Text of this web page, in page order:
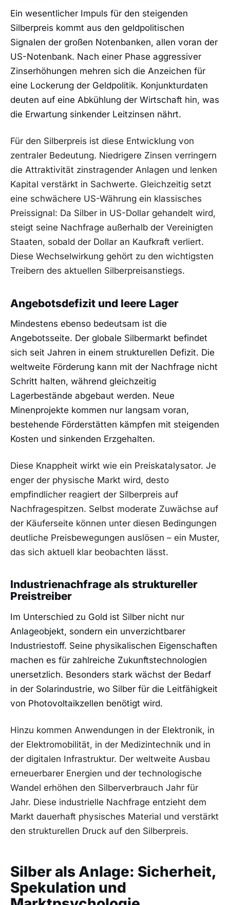
Ein wesentlicher Impuls für den steigenden
Silberpreis kommt aus den geldpolitischen
Signalen der großen Notenbanken, allen voran der
US-Notenbank. Nach einer Phase aggressiver
Zinserhöhungen mehren sich die Anzeichen für
eine Lockerung der Geldpolitik. Konjunkturdaten
deuten auf eine Abkühlung der Wirtschaft hin, was
die Erwartung sinkender Leitzinsen nährt.
Für den Silberpreis ist diese Entwicklung von
zentraler Bedeutung. Niedrigere Zinsen verringern
die Attraktivität zinstragender Anlagen und lenken
Kapital verstärkt in Sachwerte. Gleichzeitig setzt
eine schwächere US-Währung ein klassisches
Preissignal: Da Silber in US-Dollar gehandelt wird,
steigt seine Nachfrage außerhalb der Vereinigten
Staaten, sobald der Dollar an Kaufkraft verliert.
Diese Wechselwirkung gehört zu den wichtigsten
Treibern des aktuellen Silberpreisanstiegs.
Angebotsdefizit und leere Lager
Mindestens ebenso bedeutsam ist die
Angebotsseite. Der globale Silbermarkt befindet
sich seit Jahren in einem strukturellen Defizit. Die
weltweite Förderung kann mit der Nachfrage nicht
Schritt halten, während gleichzeitig
Lagerbestände abgebaut werden. Neue
Minenprojekte kommen nur langsam voran,
bestehende Förderstätten kämpfen mit steigenden
Kosten und sinkenden Erzgehalten.
Diese Knappheit wirkt wie ein Preiskatalysator. Je
enger der physische Markt wird, desto
empfindlicher reagiert der Silberpreis auf
Nachfragespitzen. Selbst moderate Zuwächse auf
der Käuferseite können unter diesen Bedingungen
deutliche Preisbewegungen auslösen – ein Muster,
das sich aktuell klar beobachten lässt.
Industrienachfrage als struktureller
Preistreiber
Im Unterschied zu Gold ist Silber nicht nur
Anlageobjekt, sondern ein unverzichtbarer
Industriestoff. Seine physikalischen Eigenschaften
machen es für zahlreiche Zukunftstechnologien
unersetzlich. Besonders stark wächst der Bedarf
in der Solarindustrie, wo Silber für die Leitfähigkeit
von Photovoltaikzellen benötigt wird.
Hinzu kommen Anwendungen in der Elektronik, in
der Elektromobilität, in der Medizintechnik und in
der digitalen Infrastruktur. Der weltweite Ausbau
erneuerbarer Energien und der technologische
Wandel erhöhen den Silberverbrauch Jahr für
Jahr. Diese industrielle Nachfrage entzieht dem
Markt dauerhaft physisches Material und verstärkt
den strukturellen Druck auf den Silberpreis.
Silber als Anlage: Sicherheit,
Spekulation und